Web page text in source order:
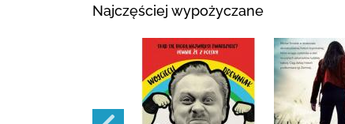
Najczęściej wypożyczane